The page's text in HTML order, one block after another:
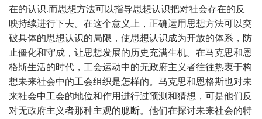
在的认识.而思想方法可以指导思想认识把对社会存在的反
映持续进行下去。在这个意义上，正确运用思想方法可以突
破具体的思想认识的局限，使思想认识成为开放的体系，防
止僵化和守成，让思想发展的历史充满生机。在马克思和恩
格斯生活的时代，工会运动中的无政府主义者往往热衷于构
想未来社会中的工会组织是怎样的。马克思和恩格斯也对未
来社会中工会的地位和作用进行过预测和猜想，可是他们反
对无政府主义者那种主观的臆断。他们在探讨未来社会的特